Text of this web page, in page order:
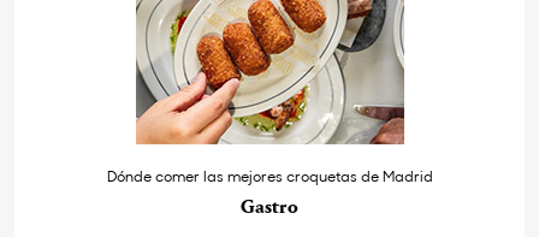
Dónde comer las mejores croquetas de Madrid
Gastro